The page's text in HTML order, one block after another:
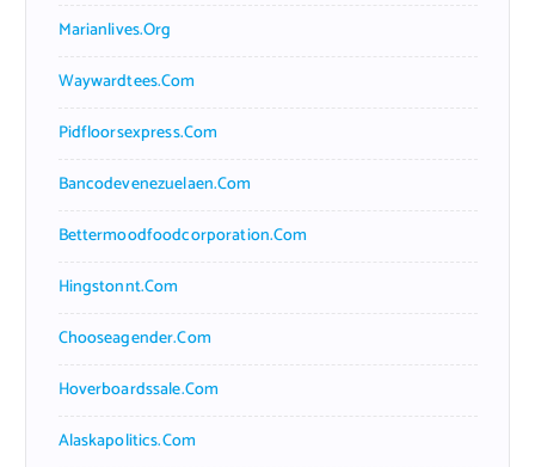
Marianlives.org
Waywardtees.com
Pidfloorsexpress.com
Bancodevenezuelaen.com
Bettermoodfoodcorporation.com
Hingstonnt.com
Chooseagender.com
Hoverboardssale.com
Alaskapolitics.com